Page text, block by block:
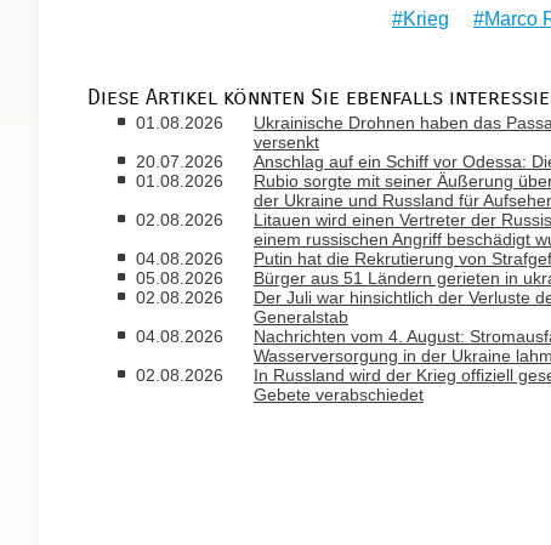
Krieg Marco
Diese Artikel könnten Sie ebenfalls
01.08.2026
Ukrainische Drohnen haben das
versenkt
20.07.2026
Anschlag auf ein Schiff vor Odessa:
01.08.2026
Rubio sorgte mit seiner Äußerung
der Ukraine und Russland für
02.08.2026
Litauen wird einen Vertreter der
einem russischen Angriff beschädigt
04.08.2026
Putin hat die Rekrutierung von
05.08.2026
Bürger aus 51 Ländern gerieten in
02.08.2026
Der Juli war hinsichtlich der Verluste
Generalstab
04.08.2026
Nachrichten vom 4. August:
Wasserversorgung in der Ukraine
02.08.2026
In Russland wird der Krieg offiziell
Gebete verabschiedet